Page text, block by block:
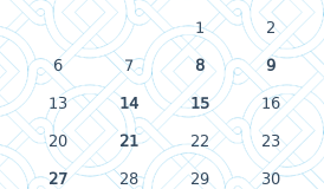
1 2
6 7 8 9
13 14 15 16
20 21 22 23
27 28 29 30